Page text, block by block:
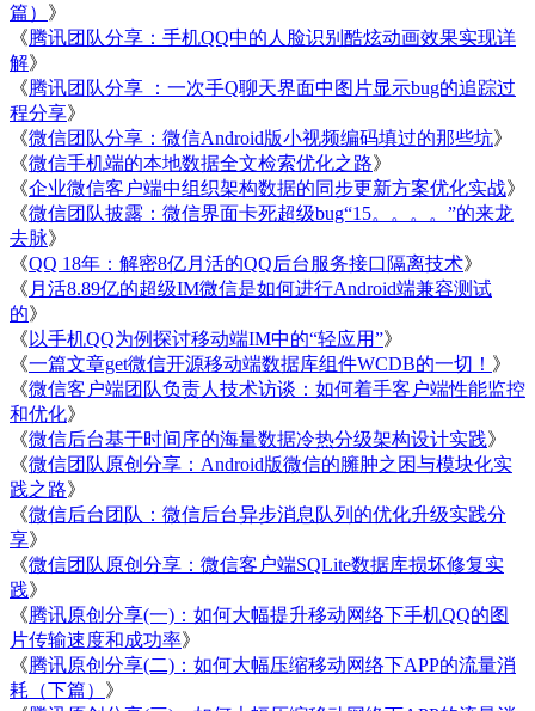
篇） 》
《腾讯团队分享：手机QQ中的人脸识别酷炫动画效果实现详
解》
《腾讯团队分享 ：一次手Q聊天界面中图片显示bug的追踪过
程分享》
《微信团队分享：微信Android版小视频编码填过的那些坑》
《微信手机端的本地数据全文检索优化之路》
《企业微信客户端中组织架构数据的同步更新方案优化实战》
《微信团队披露：微信界面卡死超级bug“15。。。。”的来龙
去脉》
《QQ 18年：解密8亿月活的QQ后台服务接口隔离技术》
《月活8.89亿的超级IM微信是如何进行Android端兼容测试
的》
《以手机QQ为例探讨移动端IM中的“轻应用”》
《一篇文章get微信开源移动端数据库组件WCDB的一切！ 》
《微信客户端团队负责人技术访谈：如何着手客户端性能监控
和优化》
《微信后台基于时间序的海量数据冷热分级架构设计实践》
《微信团队原创分享：Android版微信的臃肿之困与模块化实
践之路》
《微信后台团队：微信后台异步消息队列的优化升级实践分
享》
《微信团队原创分享：微信客户端SQLite数据库损坏修复实
践》
《腾讯原创分享(一)：如何大幅提升移动网络下手机QQ的图
片传输速度和成功率》
《腾讯原创分享(二)：如何大幅压缩移动网络下APP的流量消
耗（下篇） 》